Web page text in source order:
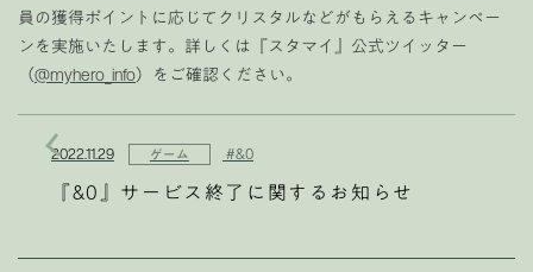
員の獲得ポイントに応じてクリスタルなどがもらえるキャンペー
ンを実施いたします。詳しくは『スタマイ』公式ツイッター
（@myhero_info）をご確認ください。
2022.11.29 ゲーム #&0
『&0』サービス終了に関するお知らせ